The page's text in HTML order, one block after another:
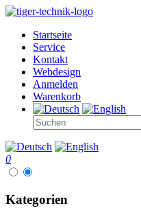
Startseite
Service
Kontakt
Webdesign
Anmelden
Warenkorb
0
Kategorien